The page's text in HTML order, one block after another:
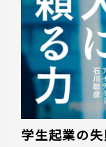
学生起業の失